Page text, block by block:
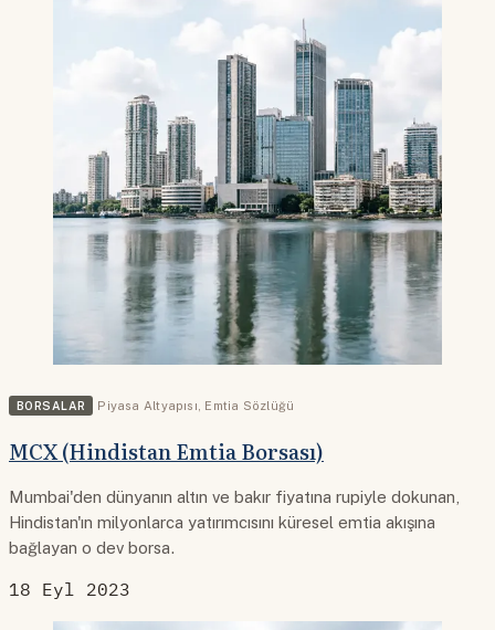
BORSALAR Piyasa Altyapısı Emtia Sözlüğü
MCX (Hindistan Emtia Borsası)
Mumbai'den dünyanın altın ve bakır fiyatına rupiyle dokunan,
Hindistan'ın milyonlarca yatırımcısını küresel emtia akışına
bağlayan o dev borsa.
18 Eyl 2023